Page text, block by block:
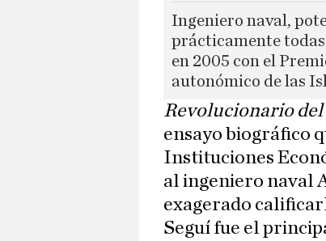
Ingeniero naval,
prácticamente
en 2005 con el
autonómico de las
Revolucionario del
ensayo biográfico
Instituciones
al ingeniero naval
exagerado
Seguí fue el